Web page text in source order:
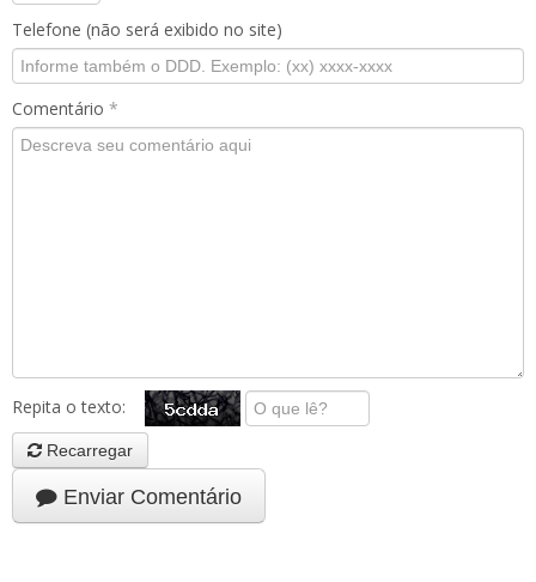
Telefone (não será exibido no site)
Comentário *
Repita o texto:
Recarregar
Enviar Comentário